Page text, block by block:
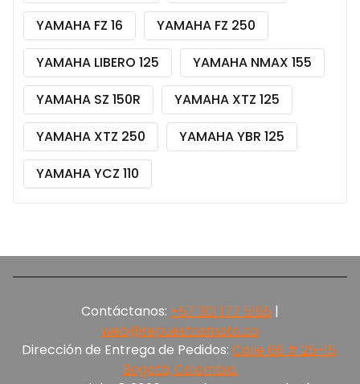
YAMAHA FZ 16
YAMAHA FZ 250
YAMAHA LIBERO 125
YAMAHA NMAX 155
YAMAHA SZ 150R
YAMAHA XTZ 125
YAMAHA XTZ 250
YAMAHA YBR 125
YAMAHA YCZ 110
Contáctanos: +57 301 177 5165‬ |
web@repuestosmoto.co
Dirección de Entrega de Pedidos: Calle 66 # 25-15,
Bogotá, Colombia.